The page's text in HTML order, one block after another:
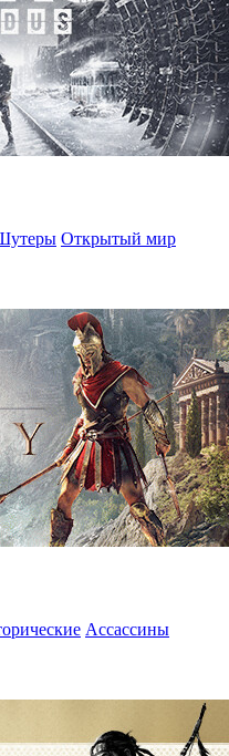
Открытый мир
Ассассины